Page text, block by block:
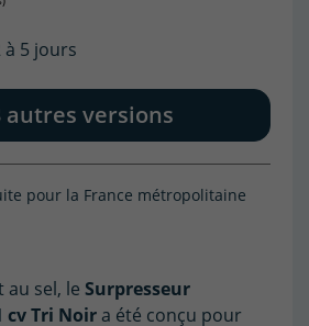
à 5 jours
autres versions
pour la France métropolitaine
au sel, le Surpresseur
cv Tri Noir a été conçu pour